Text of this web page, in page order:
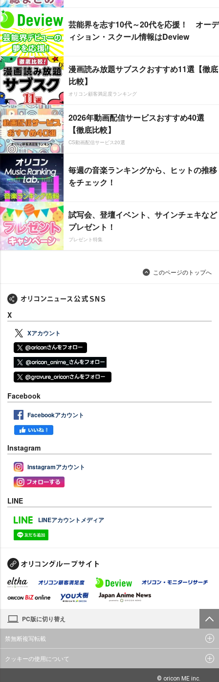
芸能界を志す10代～20代を応援！ オーデ
ィション・スクール情報はDeview
漫画読み放題サブスクおすすめ11選【徹底
比較】
オリコン顧客満足度ランキング
2026年動画配信サービスおすすめ40選
【徹底比較】
CS動画配信サービス20選
毎週の音楽ランキングから、ヒットの推移
をチェック！
試写会、登壇イベント、サインチェキなど
プレゼント！
プレゼント特集
このページのトップへ
X
Xアカウント
Facebook
Facebookアカウント
Instagram
Instagramアカウント
LINE
LINEアカウントメディア
PC版に切り替え
禁無断複写転載
クッキーの使用について
© oricon ME inc.